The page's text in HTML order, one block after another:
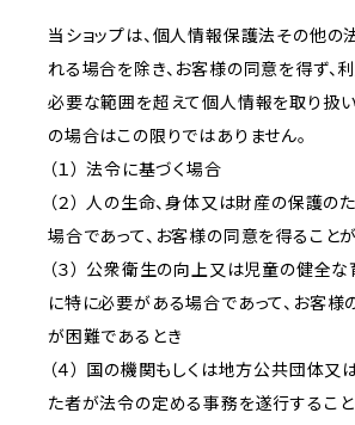
当ショップは、個人情報保護法その他の
れる場合を除き、お客様の同意を得ず、
必要な範囲を超えて個人情報を取り扱い
の場合はこの限りではありません。
（１） 法令に基づく場合
（２） 人の生命、身体又は財産の保護の
場合であって、お客様の同意を得ること
（３） 公衆衛生の向上又は児童の健全
に特に必要がある場合であって、お客様
が困難であるとき
（４） 国の機関もしくは地方公共団体
た者が法令の定める事務を遂行するこ